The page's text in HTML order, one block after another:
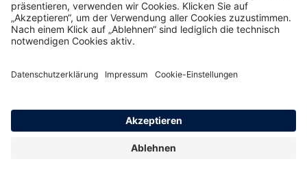
Impressum
Datenschutz
Hinweisgebersystem -